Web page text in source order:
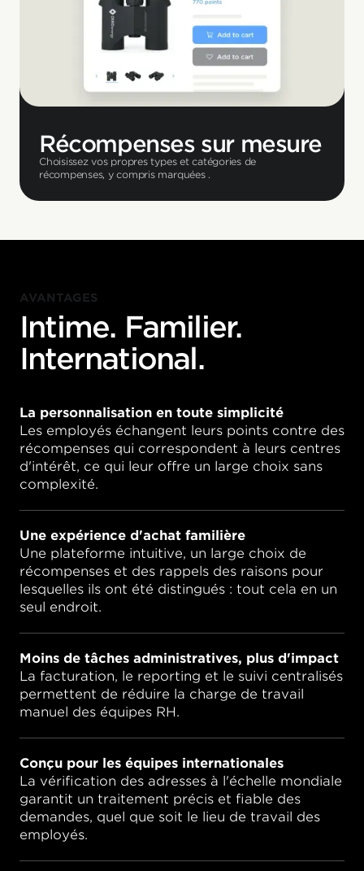
Récompenses sur mesure
Choisissez vos propres types et catégories de
récompenses, y compris marquées .
AVANTAGES
Intime. Familier.
International.
La personnalisation en toute simplicité
Les employés échangent leurs points contre des
récompenses qui correspondent à leurs centres
d'intérêt, ce qui leur offre un large choix sans
complexité.
Une expérience d'achat familière
Une plateforme intuitive, un large choix de
récompenses et des rappels des raisons pour
lesquelles ils ont été distingués : tout cela en un
seul endroit.
Moins de tâches administratives, plus d'impact
La facturation, le reporting et le suivi centralisés
permettent de réduire la charge de travail
manuel des équipes RH.
Conçu pour les équipes internationales
La vérification des adresses à l'échelle mondiale
garantit un traitement précis et fiable des
demandes, quel que soit le lieu de travail des
employés.